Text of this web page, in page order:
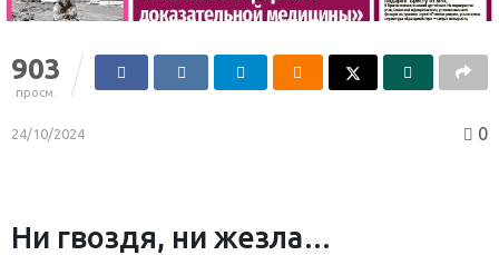
903
просм.
24/10/2024 0
Ни гвоздя, ни жезла…